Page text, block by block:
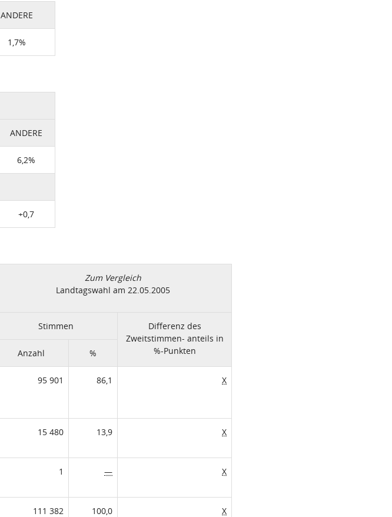
ANDERE
1,7%
ANDERE
6,2%
+0,7
Zum Vergleich
Landtagswahl am 22.05.2005
Stimmen
Differenz des
Zweitstimmen- anteils in
%-Punkten
Anzahl %
95 901 86,1 X
15 480 13,9 X
1 — X
111 382 100,0 X